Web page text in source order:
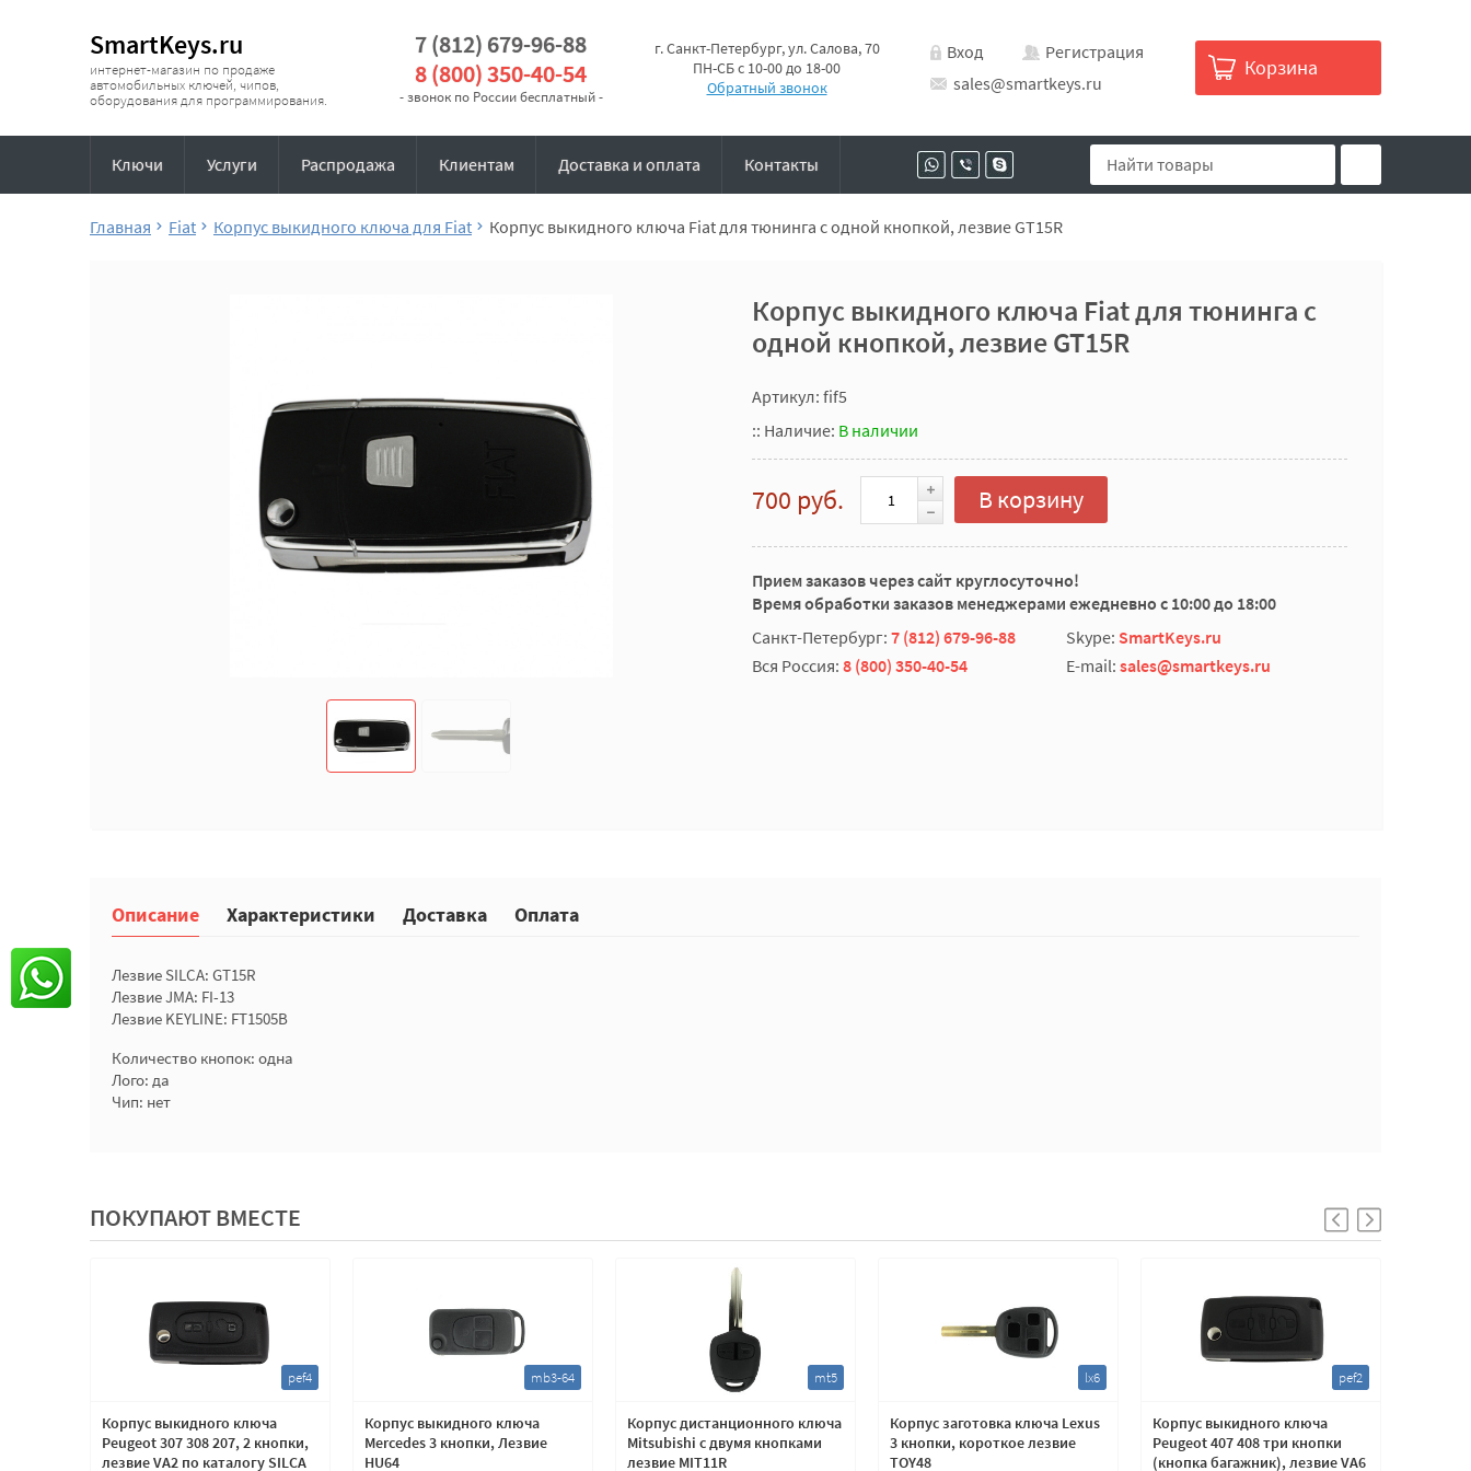
SmartKeys.ru
интернет-магазин по продаже
автомобильных ключей, чипов,
оборудования для программирования.
7 (812) 679-96-88
8 (800) 350-40-54
- звонок по России бесплатный -
г. Санкт-Петербург, ул. Салова, 70
ПН-СБ с 10-00 до 18-00
Обратный звонок
Вход
Регистрация
sales@smartkeys.ru
Корзина
Ключи Услуги Распродажа Клиентам Доставка и оплата Контакты
Главная Fiat Корпус выкидного ключа для Fiat Корпус выкидного ключа Fiat для тюнинга с одной кнопкой, лезвие GT15R
Корпус выкидного ключа Fiat для тюнинга с
одной кнопкой, лезвие GT15R
Артикул: fif5
:: Наличие: В наличии
700 руб. В корзину
Прием заказов через сайт круглосуточно!
Время обработки заказов менеджерами ежедневно с 10:00 до 18:00
Санкт-Петербург: 7 (812) 679-96-88 Skype: SmartKeys.ru
Вся Россия: 8 (800) 350-40-54 E-mail: sales@smartkeys.ru
Описание Характеристики Доставка Оплата
Лезвие SILCA: GT15R
Лезвие JMA: FI-13
Лезвие KEYLINE: FT1505B
Количество кнопок: одна
Лого: да
Чип: нет
ПОКУПАЮТ ВМЕСТЕ
pef4
Корпус выкидного ключа
Peugeot 307 308 207, 2 кнопки,
лезвие VA2 по каталогу SILCA
mb3-64
Корпус выкидного ключа
Mercedes 3 кнопки, Лезвие
HU64
mt5
Корпус дистанционного ключа
Mitsubishi с двумя кнопками
лезвие MIT11R
lx6
Корпус заготовка ключа Lexus
3 кнопки, короткое лезвие
TOY48
pef2
Корпус выкидного ключа
Peugeot 407 408 три кнопки
(кнопка багажник), лезвие VA6